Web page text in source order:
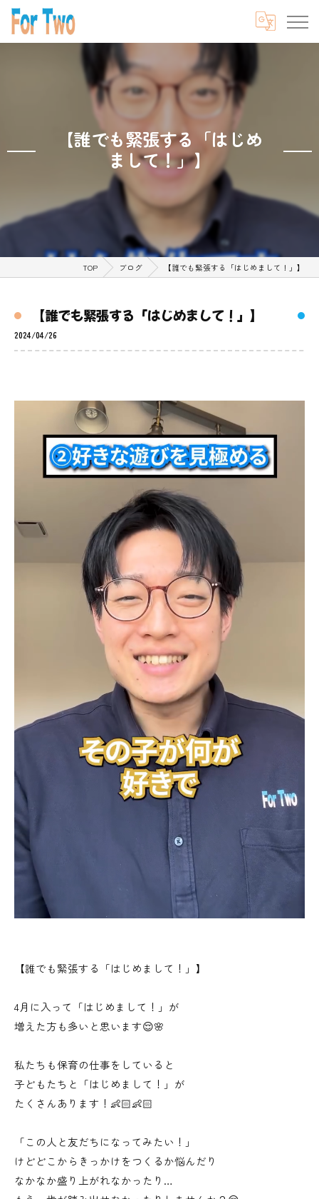
【誰でも緊張する「はじめ
まして！」】
TOP ブログ 【誰でも緊張する「はじめまして！」】
【誰でも緊張する「はじめまして！」】
2024/04/26
【誰でも緊張する「はじめまして！」】
4月に入って「はじめまして！」が
増えた方も多いと思います😌🌸
私たちも保育の仕事をしていると
子どもたちと「はじめまして！」が
たくさんあります！👶🏻👶🏻
「この人と友だちになってみたい！」
けどどこからきっかけをつくるか悩んだり
なかなか盛り上がれなかったり…